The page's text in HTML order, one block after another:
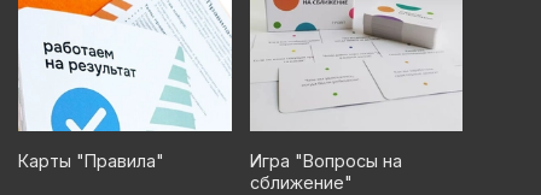
Карты "Правила"
Игра "Вопросы на
сближение"